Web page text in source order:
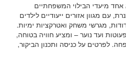
מיעדי הבילוי המשפחתיים
עם מגוון אזורים ייעודיים לילדים
מגרשי משחק ואטרקציות ימיות.
ועד נוער – ומציע חוויה בטוחה,
לפרטים על כניסה ותכנון הביקור,